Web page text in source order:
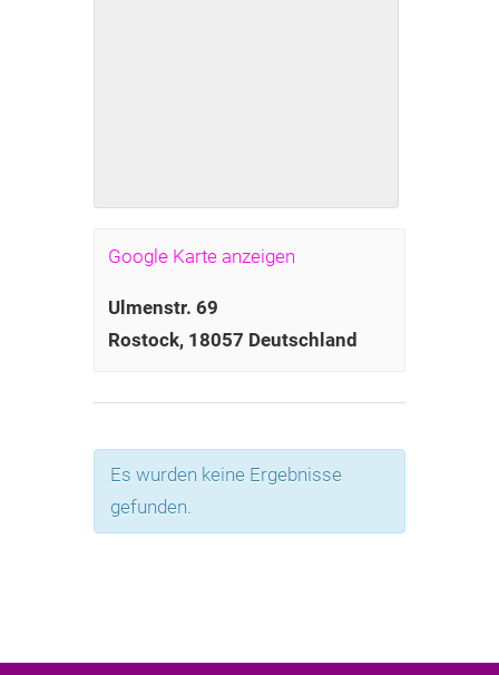
Google Karte anzeigen
Ulmenstr. 69
Rostock, 18057 Deutschland
Es wurden keine Ergebnisse
gefunden.